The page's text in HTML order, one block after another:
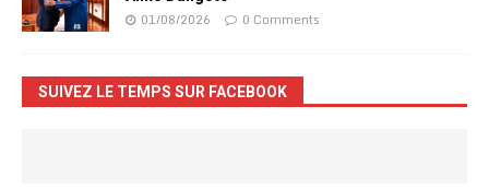
01/08/2026 0 Comments
SUIVEZ LE TEMPS SUR FACEBOOK